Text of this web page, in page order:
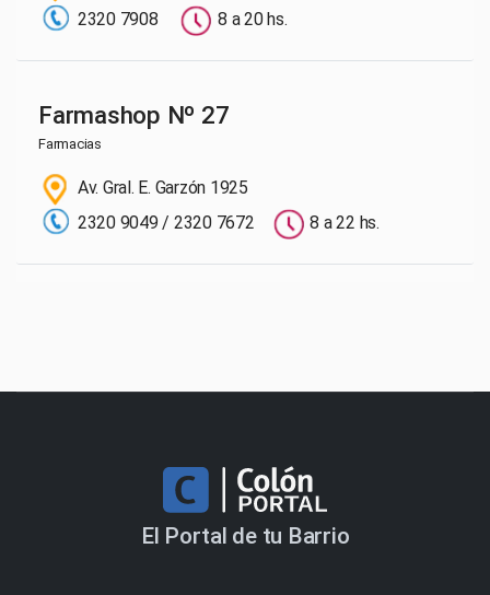
2320 7908
8 a 20 hs.
Farmashop Nº 27
Farmacias
Av. Gral. E. Garzón 1925
2320 9049 / 2320 7672
8 a 22 hs.
El Portal de tu Barrio